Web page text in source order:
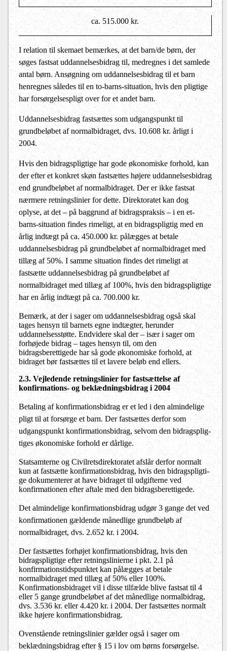
ca. 515.000 kr.
I relation til skemaet bemærkes, at det barn/de børn, der
søges fastsat uddannelsesbidrag til, medregnes i det samlede
antal børn. Ansøgning om uddannelsesbidrag til et barn
henregnes således til en to-barns-situation, hvis den pligtige
har forsørgelsespligt over for et andet barn.
Uddannelsesbidrag fastsættes som udgangspunkt til
grundbeløbet af normalbidraget, dvs. 10.608 kr. årligt i
2004.
Hvis den bidragspligtige har gode økonomiske forhold, kan
der efter et konkret skøn fastsættes højere uddannelsesbidrag
end grundbeløbet af normalbidraget. Der er ikke fastsat
nærmere retningslinier for dette. Direktoratet kan dog
oplyse, at det – på baggrund af bidragspraksis – i en et-
barns-situation findes rimeligt, at en bidragspligtig med en
årlig indtægt på ca. 450.000 kr. pålægges at betale
uddannelsesbidrag på grundbeløbet af normalbidraget med
tillæg af 50%. I samme situation findes det rimeligt at
fastsætte uddannelsesbidrag på grundbeløbet af
normalbidraget med tillæg af 100%, hvis den bidragspligtige
har en årlig indtægt på ca. 700.000 kr.
Bemærk, at der i sager om uddannelsesbidrag også skal
tages hensyn til barnets egne indtægter, herunder
uddannelsesstøtte. Endvidere skal der – især i sager om
forhøjede bidrag – tages hensyn til, om den
bidragsberettigede har så gode økonomiske forhold, at
bidraget bør fastsættes til et lavere beløb end ellers.
2.3. Vejledende retningslinier for fastsættelse af
konfirmations- og beklædningsbidrag i 2004
Betaling af konfirmationsbidrag er et led i den almin­delige
pligt til at forsørge et barn. Der fastsættes derfor som
udgangspunkt konfirmationsbidrag, selvom den bidragsplig­
tiges økonomiske forhold er dårlige.
Statsamterne og Civilretsdirektoratet afslår derfor normalt
kun at fastsætte konfirmationsbidrag, hvis den bi­drags­plig­ti­
ge dokumenterer at have bidraget til udgifterne ved
konfirmationen efter aftale med den bidragsberettigede.
Det almindelige konfirmationsbidrag udgør 3 gange det ved
konfirmationen gældende månedlige grundbeløb af
normalbidraget, dvs. 2.652 kr. i 2004.
Der fastsættes forhøjet konfirmationsbidrag, hvis den
bidragspligtige efter retningslinierne i pkt. 2.1 på
konfirmationstidspunktet kan pålægges at betale
normalbidraget med tillæg af 50% eller 100%.
Konfirmationsbidraget vil i disse tilfælde blive fastsat til 4
eller 5 gange grundbeløbet af det månedlige normalbidrag,
dvs. 3.536 kr. eller 4.420 kr. i 2004. Der fastsættes normalt
ikke højere konfirmationsbidrag.
Ovenstående retningslinier gælder også i sager om
beklædningsbidrag efter § 15 i lov om børns forsørgelse.